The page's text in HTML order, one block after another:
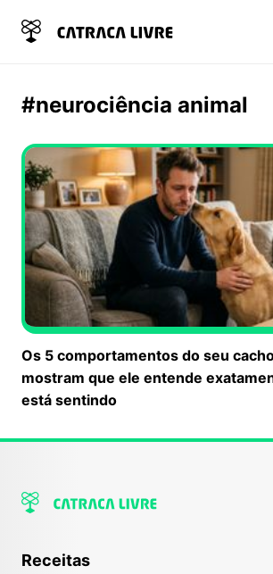
#neurociência animal
Os 5 comportamentos do seu
mostram que ele entende
está sentindo
Receitas